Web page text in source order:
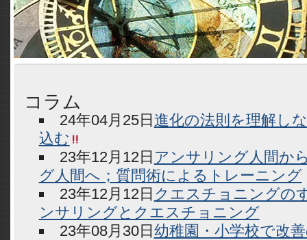
コラム
24年04月25日進化の法則を理解し
込む
23年12月12日 アンサリング人間か
グ人間へ；質問術によるトレーニング
23年12月12日 クエスチョニングの
ンサリングとクエスチョニング
23年08月30日幼稚園・小学校で改